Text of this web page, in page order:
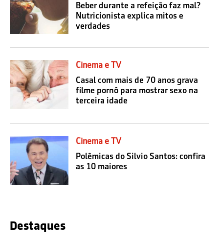
Beber durante a refeição faz mal?
Nutricionista explica mitos e
verdades
Cinema e TV
Casal com mais de 70 anos grava
filme pornô para mostrar sexo na
terceira idade
Cinema e TV
Polêmicas do Silvio Santos: confira
as 10 maiores
Destaques